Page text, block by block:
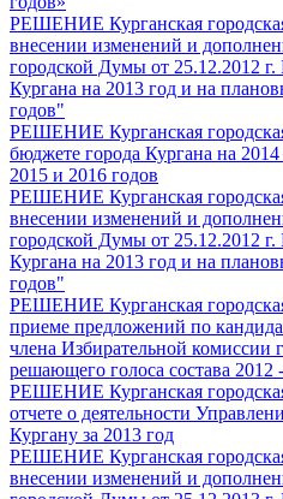
РЕШЕНИЕ Курганская
внесении изменений и
городской Думы от 25.12.2012
Кургана на 2013 год и на
годов"
РЕШЕНИЕ Курганская
бюджете города Кургана на
2015 и 2016 годов
РЕШЕНИЕ Курганская
внесении изменений и
городской Думы от 25.12.2012
Кургана на 2013 год и на
годов"
РЕШЕНИЕ Курганская
приеме предложений по
члена Избирательной комиссии
решающего голоса состава 2012
РЕШЕНИЕ Курганская
отчете о деятельности
Кургану за 2013 год
РЕШЕНИЕ Курганская
внесении изменений и